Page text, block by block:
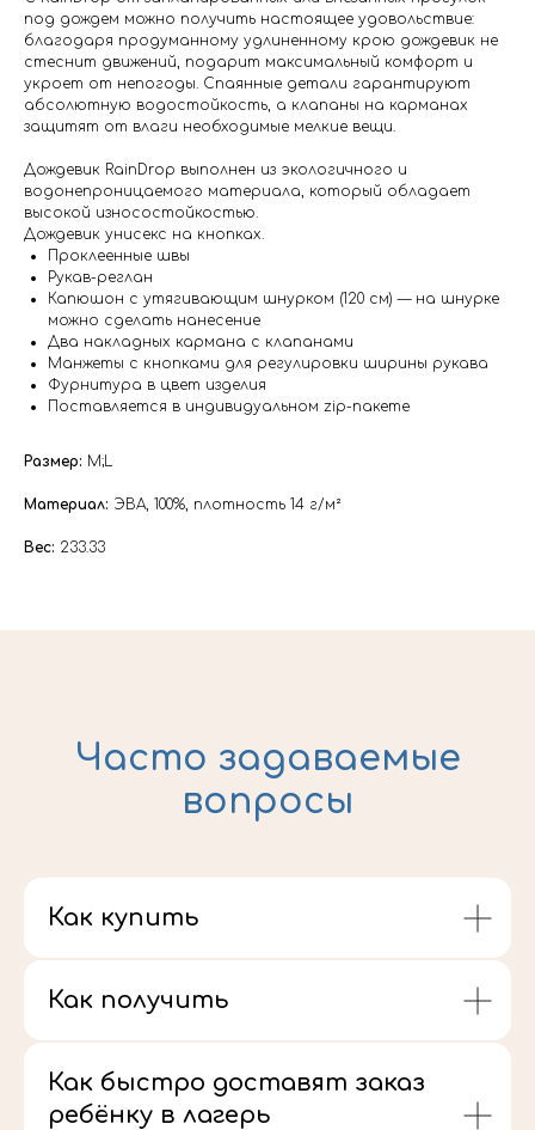
под дождем можно получить настоящее удовольствие:
благодаря продуманному удлиненному крою дождевик не
стеснит движений, подарит максимальный комфорт и
укроет от непогоды. Cпаянные детали гарантируют
абсолютную водостойкость, а клапаны на карманах
защитят от влаги необходимые мелкие вещи.
Дождевик RainDrop выполнен из экологичного и
водонепроницаемого материала, который обладает
высокой износостойкостью.
Дождевик унисекс на кнопках.
Проклеенные швы
Рукав-реглан
Капюшон с утягивающим шнурком (120 см) — на шнурке
можно сделать нанесение
Два накладных кармана с клапанами
Манжеты с кнопками для регулировки ширины рукава
Фурнитура в цвет изделия
Поставляется в индивидуальном zip-пакете
Размер: M;L
Материал: ЭВА, 100%, плотность 14 г/м²
Вес: 233.33
Часто задаваемые
вопросы
Как купить
Как получить
Как быстро доставят заказ
ребёнку в лагерь